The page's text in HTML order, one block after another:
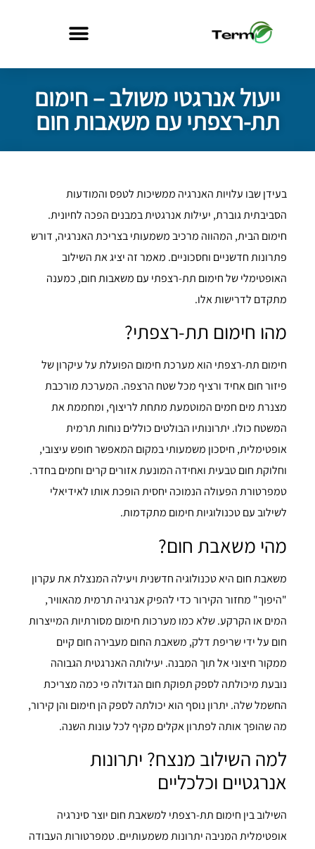
ייעול אנרגטי משולב – חימום
תת-רצפתי עם משאבות חום
בעידן שבו עלויות האנרגיה ממשיכות לטפס והמודעות
הסביבתית גוברת, יעילות אנרגטית במבנים הפכה לחיונית.
חימום הבית, המהווה מרכיב משמעותי בצריכת האנרגיה, דורש
פתרונות חדשניים וחסכוניים. מאמר זה יציג את השילוב
האופטימלי של חימום תת-רצפתי עם משאבות חום, כמענה
מתקדם לדרישות אלו.
מהו חימום תת-רצפתי?
חימום תת-רצפתי הוא מערכת חימום הפועלת על עיקרון של
פיזור חום אחיד ורציף מכל שטח הרצפה. המערכת מורכבת
מצנרת מים חמים המוטמעת מתחת לריצוף, ומחממת את
המשטח כולו. יתרונותיו הבולטים כוללים נוחות תרמית
אופטימלית, חיסכון משמעותי במקום המאפשר חופש עיצובי,
וחלוקת חום טבעית ואחידה המונעת אזורים קרים וחמים בחדר.
טמפרטורת הפעולה הנמוכה יחסית הופכת אותו לאידיאלי
לשילוב עם טכנולוגיות חימום מתקדמות.
מהי משאבת חום?
משאבת חום היא טכנולוגיה חדשנית ויעילה המנצלת את עקרון
"היפוך" מחזור הקירור כדי להפיק אנרגיה תרמית מהאוויר,
המים או הקרקע. שלא כמו מערכות חימום מסורתיות המייצרות
חום על ידי שריפת דלק, משאבת החום מעבירה חום קיים
ממקור חיצוני אל תוך המבנה. יעילותה האנרגטית הגבוהה
נובעת מיכולתה לספק תפוקת חום הגדולה פי כמה מצריכת
החשמל שלה. יתרון נוסף הוא יכולתה לספק הן חימום והן קירור,
מה שהופך אותה לפתרון אקלים מקיף לכל עונות השנה.
למה השילוב מנצח? יתרונות
אנרגטיים וכלכליים
השילוב בין חימום תת-רצפתי למשאבת חום יוצר סינרגיה
אופטימלית המניבה יתרונות משמעותיים. טמפרטורות העבודה